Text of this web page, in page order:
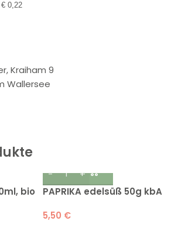
0,22
Kraiham 9
Wallersee
bio
PAPRIKA edelsüß 50g kbA
5,50 €